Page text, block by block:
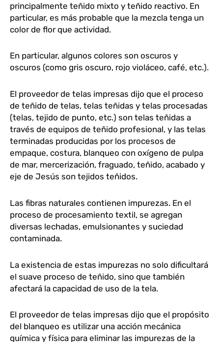
principalmente teñido mixto y teñido reactivo. En
particular, es más probable que la mezcla tenga un
color de flor que actividad.
En particular, algunos colores son oscuros y
oscuros (como gris oscuro, rojo violáceo, café, etc.).
El proveedor de telas impresas dijo que el proceso
de teñido de telas, telas teñidas y telas procesadas
(telas, tejido de punto, etc.) son telas teñidas a
través de equipos de teñido profesional, y las telas
terminadas producidas por los procesos de
empaque, costura, blanqueo con oxígeno de pulpa
de mar, mercerización, fraguado, teñido, acabado y
eje de Jesús son tejidos teñidos.
Las fibras naturales contienen impurezas. En el
proceso de procesamiento textil, se agregan
diversas lechadas, emulsionantes y suciedad
contaminada.
La existencia de estas impurezas no solo dificultará
el suave proceso de teñido, sino que también
afectará la capacidad de uso de la tela.
El proveedor de telas impresas dijo que el propósito
del blanqueo es utilizar una acción mecánica
química y física para eliminar las impurezas de la